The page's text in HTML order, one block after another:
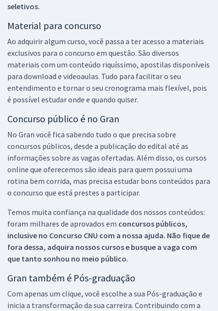
seletivos.
Material para concurso
Ao adquirir algum curso, você passa a ter acesso a materiais
exclusivos para o concurso em questão. São diversos
materiais com um conteúdo riquíssimo, apostilas disponíveis
para download e videoaulas. Tudo para facilitar o seu
entendimento e tornar o seu cronograma mais flexível, pois
é possível estudar onde e quando quiser.
Concurso público é no Gran
No Gran você fica sabendo tudo o que precisa sobre
concursos públicos, desde a publicação do edital até as
informações sobre as vagas ofertadas. Além disso, os cursos
online que oferecemos são ideais para quem possui uma
rotina bem corrida, mas precisa estudar bons conteúdos para
o concurso que está prestes a participar.
Temos muita confiança na qualidade dos nossos conteúdos:
foram milhares de aprovados em concursos públicos,
inclusive no Concurso CNU com a nossa ajuda. Não fique de
fora dessa, adquira nossos cursos e busque a vaga com
que tanto sonhou no meio público.
Gran também é Pós-graduação
Com apenas um clique, você escolhe a sua Pós-graduação e
inicia a transformação da sua carreira. Contribuindo com a